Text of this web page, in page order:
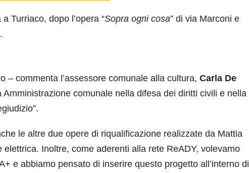
Turriaco, dopo l’opera “Sopra ogni cosa” di via Marconi e
– commenta l’assessore comunale alla cultura, Carla De
Amministrazione comunale nella difesa dei diritti civili e nella
le altre due opere di riqualificazione realizzate da Mattia
Inoltre, come aderenti alla rete ReADY, volevamo
e abbiamo pensato di inserire questo progetto all’interno di